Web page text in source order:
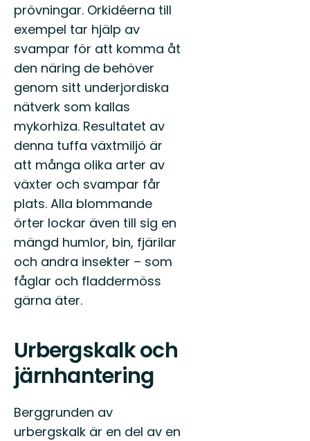
prövningar. Orkidéerna till
exempel tar hjälp av
svampar för att komma åt
den näring de behöver
genom sitt underjordiska
nätverk som kallas
mykorhiza. Resultatet av
denna tuffa växtmiljö är
att många olika arter av
växter och svampar får
plats. Alla blommande
örter lockar även till sig en
mängd humlor, bin, fjärilar
och andra insekter – som
fåglar och fladdermöss
gärna äter.
Urbergskalk och
järnhantering
Berggrunden av
urbergskalk är en del av en